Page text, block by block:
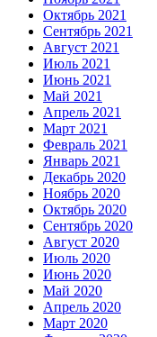
Октябрь 2021
Сентябрь 2021
Август 2021
Июль 2021
Июнь 2021
Май 2021
Апрель 2021
Март 2021
Февраль 2021
Январь 2021
Декабрь 2020
Ноябрь 2020
Октябрь 2020
Сентябрь 2020
Август 2020
Июль 2020
Июнь 2020
Май 2020
Апрель 2020
Март 2020